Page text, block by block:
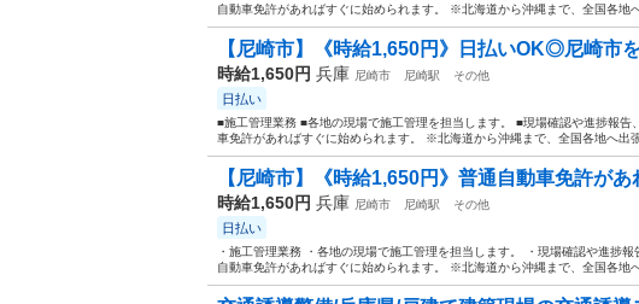
自動車免許があればすぐに始められます。 ※北海道から沖縄まで、全国各地
【尼崎市】《時給1,650円》日払いOK◎尼崎市
時給1,650円 兵庫 尼崎市 尼崎駅 その他
日払い
■施工管理業務 ■各地の現場で施工管理を担当します。 ■現場確認や進捗報
車免許があればすぐに始められます。 ※北海道から沖縄まで、全国各地へ出
【尼崎市】《時給1,650円》普通自動車免許が
時給1,650円 兵庫 尼崎市 尼崎駅 その他
日払い
・施工管理業務 ・各地の現場で施工管理を担当します。 ・現場確認や進捗
自動車免許があればすぐに始められます。 ※北海道から沖縄まで、全国各地